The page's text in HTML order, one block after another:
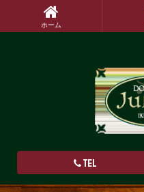
TEL
ホーム